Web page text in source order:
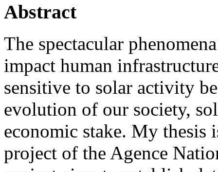
Abstract
The spectacular
impact human
sensitive to solar activity
evolution of our society,
economic stake. My thesis
project of the Agence